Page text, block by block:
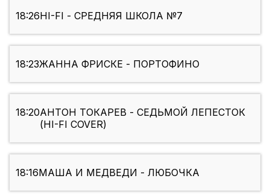
18:26HI-FI - СРЕДНЯЯ ШКОЛА №7
18:23ЖАННА ФРИСКЕ - ПОРТОФИНО
18:20АНТОН ТОКАРЕВ - СЕДЬМОЙ ЛЕПЕСТОК
(HI-FI COVER)
18:16МАША И МЕДВЕДИ - ЛЮБОЧКА